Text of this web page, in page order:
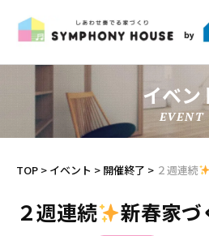
家づくりについて
建物について
お知らせ
イベン
EVENT
TOP > イベント > 開催終了 > ２週連続
２週連続 新春家づ